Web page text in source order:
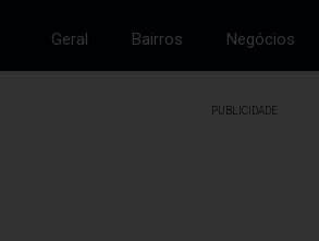
Geral Bairros Negócios
PUBLICIDADE